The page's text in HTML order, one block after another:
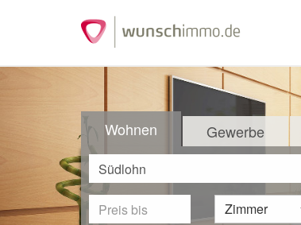
Wohnen Gewerbe
Zimmer